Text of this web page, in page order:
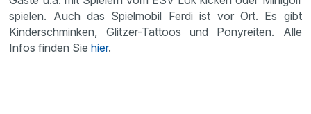
spielen. Auch das Spielmobil Ferdi ist vor Ort. Es gibt
Kinderschminken, Glitzer-Tattoos und Ponyreiten. Alle
Infos finden Siehier.